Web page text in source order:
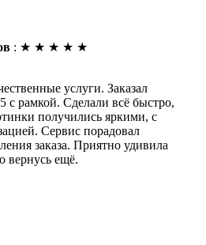
: ★ ★ ★ ★ ★
услуги. Заказал
с рамкой. Сделали всё быстро,
получились яркими, с
Сервис порадовал
заказа. Приятно удивила
вернусь ещё.